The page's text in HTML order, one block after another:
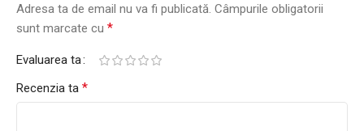
Adresa ta de email nu va fi publicată. Câmpurile obligatorii
sunt marcate cu *
Evaluarea ta
Recenzia ta *